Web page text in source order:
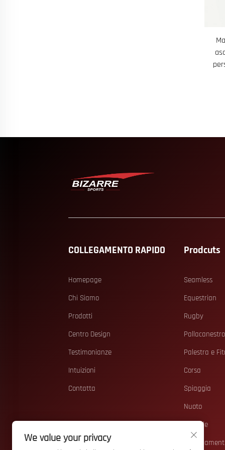
COLLEGAMENTO RAPIDO
Homepage
Chi Siamo
Prodotti
Centro Design
Testimonianze
Intuizioni
Contatta
Prodcuts
Seamless
Equestrian
Rugby
Pallacanestro
Palestra e
Corsa
Spiaggia
Nuoto
Casuale
We value your privacy